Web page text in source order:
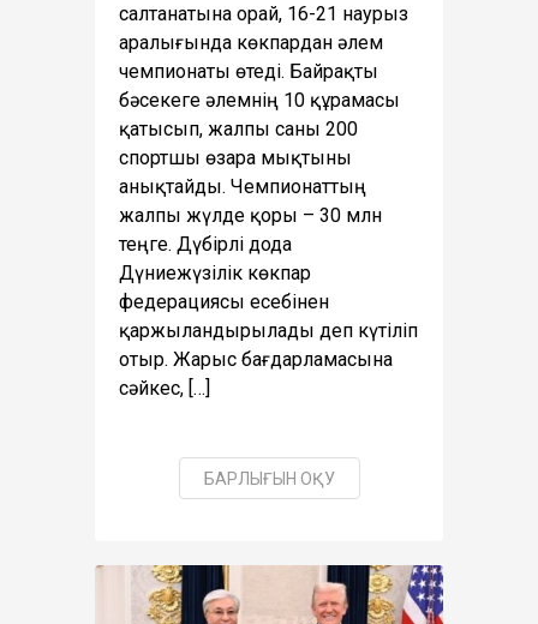
салтанатына орай, 16-21 наурыз
аралығында көкпардан әлем
чемпионаты өтеді. Байрақты
бәсекеге әлемнің 10 құрамасы
қатысып, жалпы саны 200
спортшы өзара мықтыны
анықтайды. Чемпионаттың
жалпы жүлде қоры – 30 млн
теңге. Дүбірлі дода
Дүниежүзілік көкпар
федерациясы есебінен
қаржыландырылады деп күтіліп
отыр. Жарыс бағдарламасына
сәйкес, […]
БАРЛЫҒЫН ОҚУ